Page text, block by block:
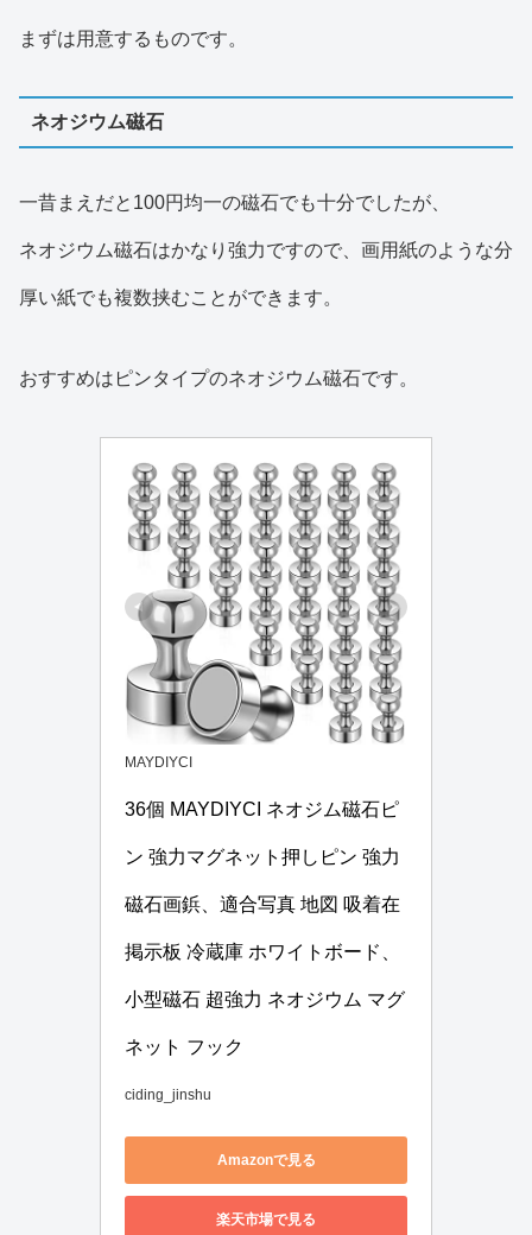
まずは用意するものです。
ネオジウム磁石
一昔まえだと100円均一の磁石でも十分でしたが、
ネオジウム磁石はかなり強力ですので、画用紙のような分
厚い紙でも複数挟むことができます。
おすすめはピンタイプのネオジウム磁石です。
MAYDIYCI
36個 MAYDIYCI ネオジム磁石ピ
ン 強力マグネット押しピン 強力
磁石画鋲、適合写真 地図 吸着在
掲示板 冷蔵庫 ホワイトボード、
小型磁石 超強力 ネオジウム マグ
ネット フック
ciding_jinshu
Amazonで見る
楽天市場で見る